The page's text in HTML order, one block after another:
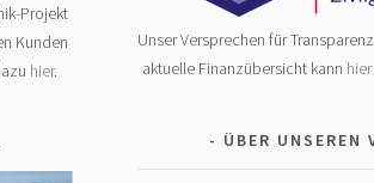
Projekt
Kunden
hier.
Unser Versprechen für
aktuelle Finanzübersicht kann hier
ÜBER UNSEREN